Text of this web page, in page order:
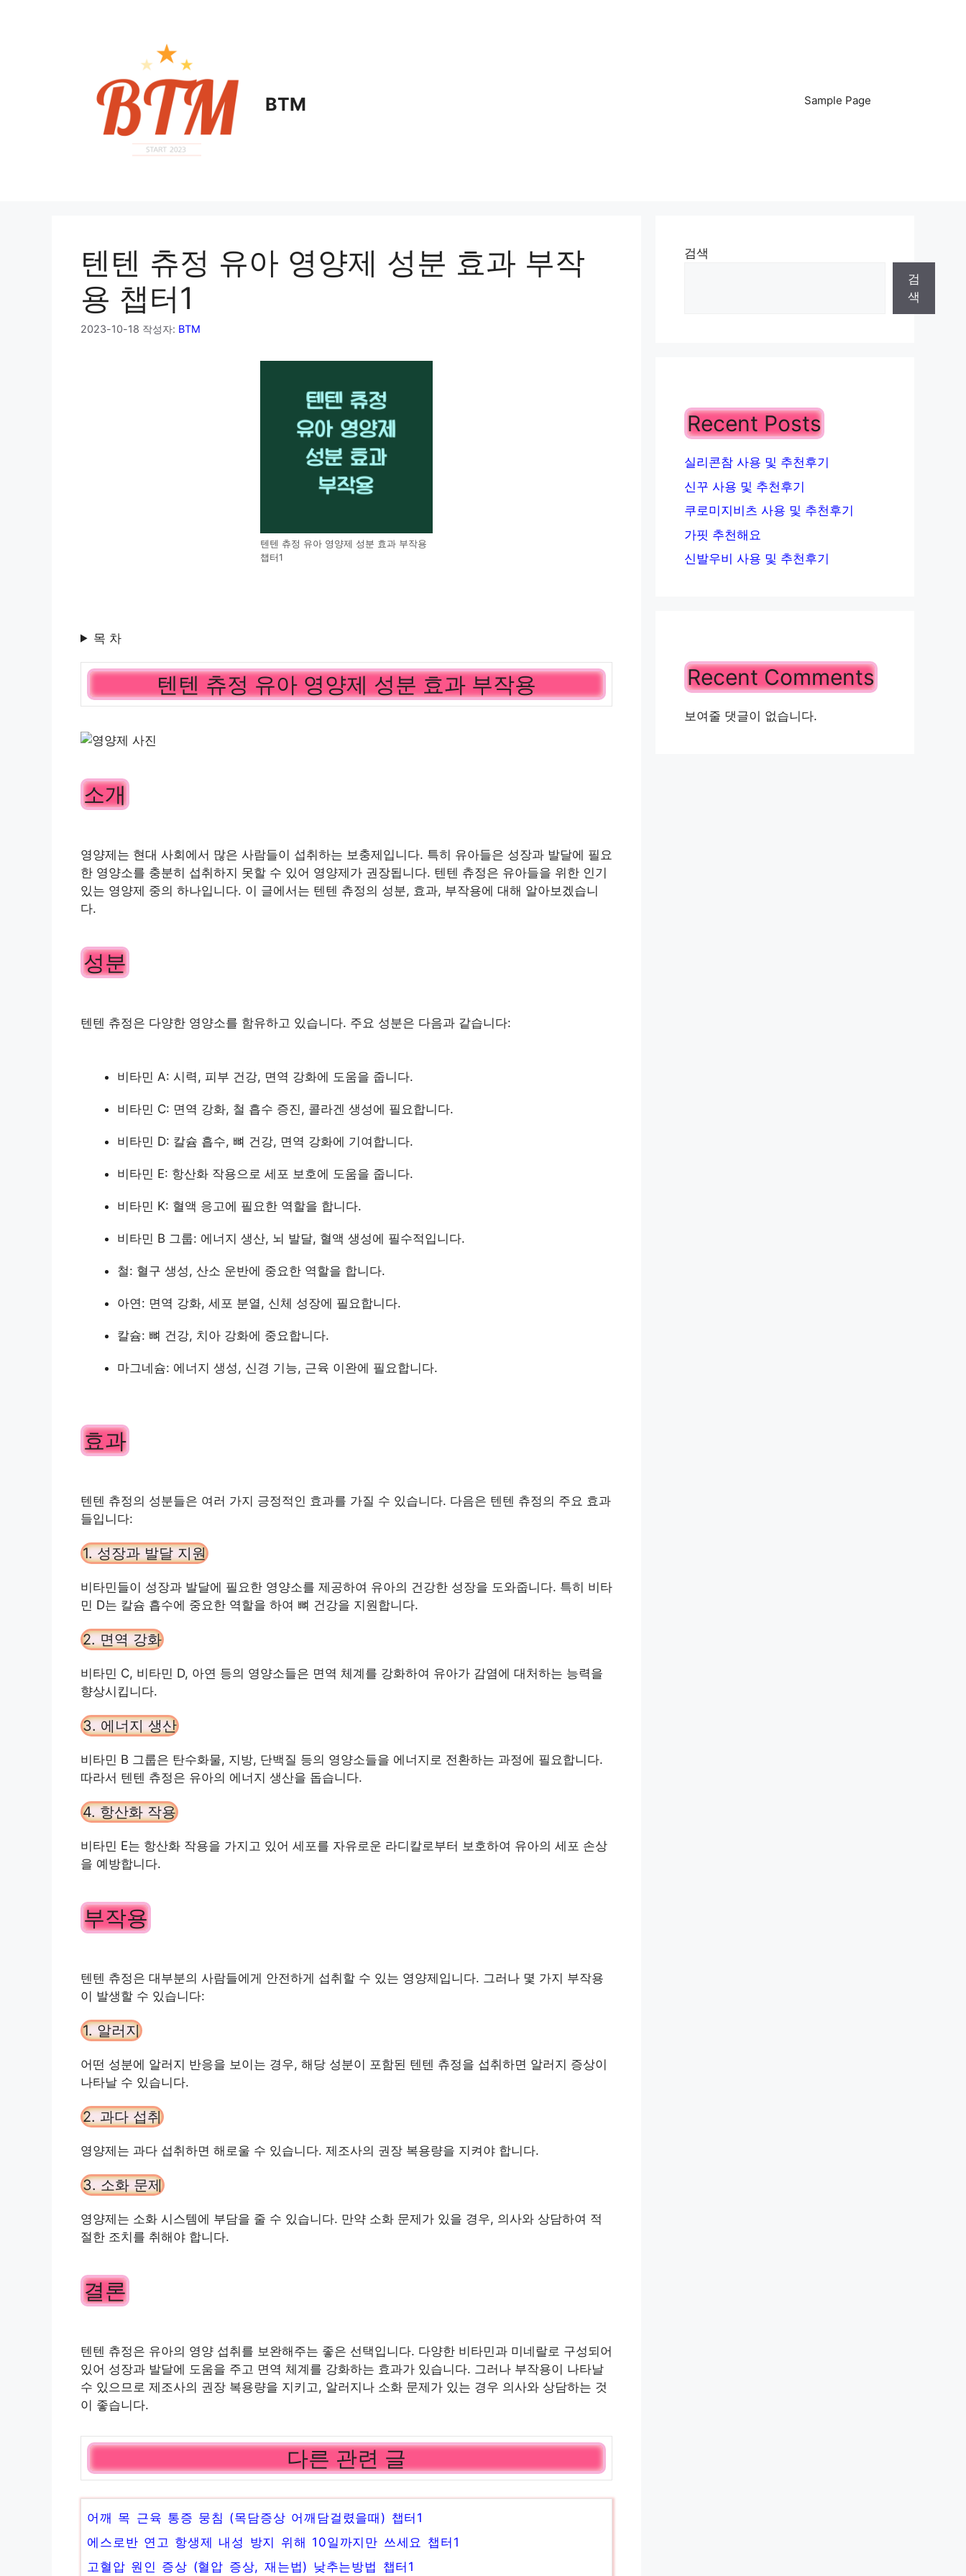
BTM Sample Page
텐텐 츄정 유아 영양제 성분 효과 부작
용 챕터1
2023-10-18 작성자: BTM
텐텐 츄정 유아 영양제 성분 효과 부작용
챕터1
목 차
텐텐 츄정 유아 영양제 성분 효과 부작용
소개
영양제는 현대 사회에서 많은 사람들이 섭취하는 보충제입니다. 특히 유아들은 성장과 발달에 필요
한 영양소를 충분히 섭취하지 못할 수 있어 영양제가 권장됩니다. 텐텐 츄정은 유아들을 위한 인기
있는 영양제 중의 하나입니다. 이 글에서는 텐텐 츄정의 성분, 효과, 부작용에 대해 알아보겠습니
다.
성분
텐텐 츄정은 다양한 영양소를 함유하고 있습니다. 주요 성분은 다음과 같습니다:
비타민 A: 시력, 피부 건강, 면역 강화에 도움을 줍니다.
비타민 C: 면역 강화, 철 흡수 증진, 콜라겐 생성에 필요합니다.
비타민 D: 칼슘 흡수, 뼈 건강, 면역 강화에 기여합니다.
비타민 E: 항산화 작용으로 세포 보호에 도움을 줍니다.
비타민 K: 혈액 응고에 필요한 역할을 합니다.
비타민 B 그룹: 에너지 생산, 뇌 발달, 혈액 생성에 필수적입니다.
철: 혈구 생성, 산소 운반에 중요한 역할을 합니다.
아연: 면역 강화, 세포 분열, 신체 성장에 필요합니다.
칼슘: 뼈 건강, 치아 강화에 중요합니다.
마그네슘: 에너지 생성, 신경 기능, 근육 이완에 필요합니다.
효과
텐텐 츄정의 성분들은 여러 가지 긍정적인 효과를 가질 수 있습니다. 다음은 텐텐 츄정의 주요 효과
들입니다:
1. 성장과 발달 지원
비타민들이 성장과 발달에 필요한 영양소를 제공하여 유아의 건강한 성장을 도와줍니다. 특히 비타
민 D는 칼슘 흡수에 중요한 역할을 하여 뼈 건강을 지원합니다.
2. 면역 강화
비타민 C, 비타민 D, 아연 등의 영양소들은 면역 체계를 강화하여 유아가 감염에 대처하는 능력을
향상시킵니다.
3. 에너지 생산
비타민 B 그룹은 탄수화물, 지방, 단백질 등의 영양소들을 에너지로 전환하는 과정에 필요합니다.
따라서 텐텐 츄정은 유아의 에너지 생산을 돕습니다.
4. 항산화 작용
비타민 E는 항산화 작용을 가지고 있어 세포를 자유로운 라디칼로부터 보호하여 유아의 세포 손상
을 예방합니다.
부작용
텐텐 츄정은 대부분의 사람들에게 안전하게 섭취할 수 있는 영양제입니다. 그러나 몇 가지 부작용
이 발생할 수 있습니다:
1. 알러지
어떤 성분에 알러지 반응을 보이는 경우, 해당 성분이 포함된 텐텐 츄정을 섭취하면 알러지 증상이
나타날 수 있습니다.
2. 과다 섭취
영양제는 과다 섭취하면 해로울 수 있습니다. 제조사의 권장 복용량을 지켜야 합니다.
3. 소화 문제
영양제는 소화 시스템에 부담을 줄 수 있습니다. 만약 소화 문제가 있을 경우, 의사와 상담하여 적
절한 조치를 취해야 합니다.
결론
텐텐 츄정은 유아의 영양 섭취를 보완해주는 좋은 선택입니다. 다양한 비타민과 미네랄로 구성되어
있어 성장과 발달에 도움을 주고 면역 체계를 강화하는 효과가 있습니다. 그러나 부작용이 나타날
수 있으므로 제조사의 권장 복용량을 지키고, 알러지나 소화 문제가 있는 경우 의사와 상담하는 것
이 좋습니다.
다른 관련 글
어깨 목 근육 통증 뭉침 (목담증상 어깨담걸렸을때) 챕터1
에스로반 연고 항생제 내성 방지 위해 10일까지만 쓰세요 챕터1
고혈압 원인 증상 (혈압 증상, 재는법) 낮추는방법 챕터1
검색
검
색
Recent Posts
실리콘참 사용 및 추천후기
신꾸 사용 및 추천후기
쿠로미지비츠 사용 및 추천후기
가핏 추천해요
신발우비 사용 및 추천후기
Recent Comments
보여줄 댓글이 없습니다.